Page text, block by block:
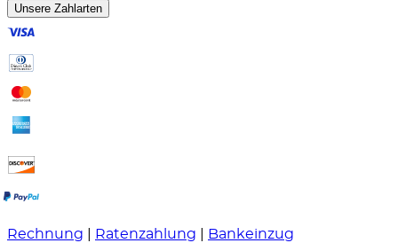
Unsere Zahlarten
Rechnung Ratenzahlung Bankeinzug